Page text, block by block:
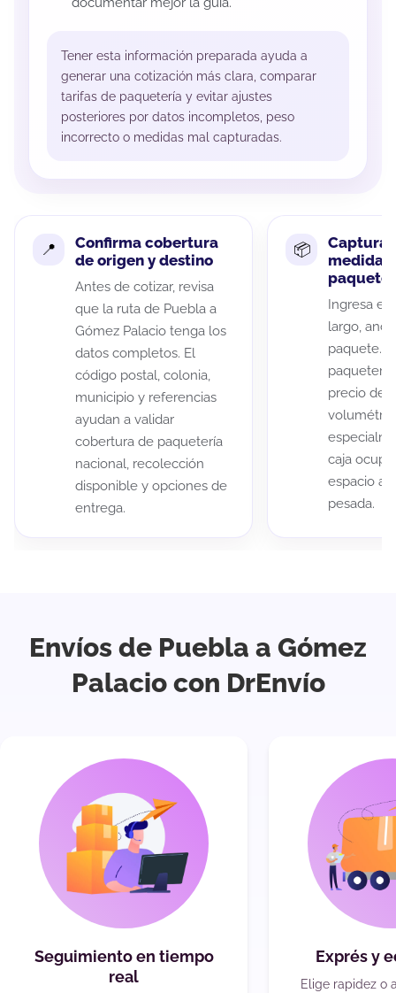
Tener esta información preparada ayuda a
generar una cotización más clara, comparar
tarifas de paquetería y evitar ajustes
posteriores por datos incompletos, peso
incorrecto o medidas mal capturadas.
Confirma cobertura
de origen y destino
Antes de cotizar, revisa
que la ruta de Puebla a
Gómez Palacio tenga los
datos completos. El
código postal, colonia,
municipio y referencias
ayudan a validar
cobertura de paquetería
nacional, recolección
disponible y opciones de
entrega.
Captura
medidas
paquete
Ingresa el
largo,
paquete.
precio de
caja
espacio
pesada.
Envíos de Puebla a Gómez
Palacio con DrEnvío
Seguimiento en tiempo
real
Exprés y
Elige rapidez o